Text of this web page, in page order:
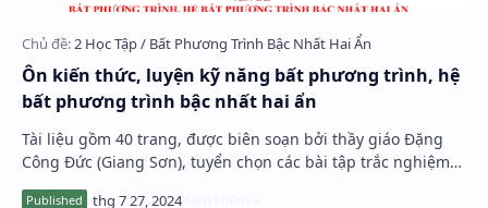
Ôn kiến thức, luyện kỹ năng bất phương trình, hệ
bất phương trình bậc nhất hai ẩn
Tài liệu gồm 40 trang, được biên soạn bởi thầy giáo Đặng
Công Đức (Giang Sơn), tuyển chọn các bài tập trắc nghiệm
ôn kiến thức, luyện kỹ năng chuyên …